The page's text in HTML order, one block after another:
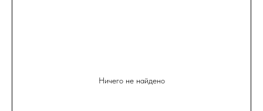
Ничего не найдено